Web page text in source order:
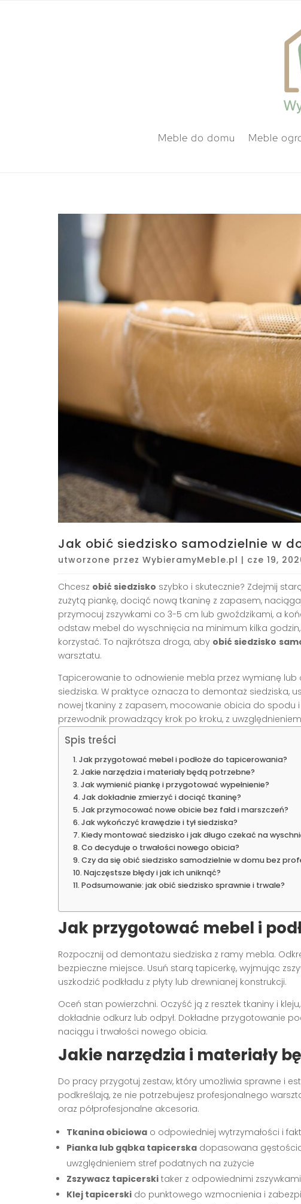
Meble do domu Meble
Jak obić siedzisko samodzielnie w
utworzone przez WybieramyMeble.pl | cze 19,
Chcesz obić siedzisko szybko i skutecznie? Zdejmij
zużytą piankę, dociąć nową tkaninę z zapasem,
przymocuj zszywkami co 3-5 cm lub gwoździkami, a
odstaw mebel do wyschnięcia na minimum kilka
korzystać. To najkrótsza droga, aby obić siedzisko
warsztatu.
Tapicerowanie to odnowienie mebla przez wymianę lub
siedziska. W praktyce oznacza to demontaż siedziska,
nowej tkaniny z zapasem, mocowanie obicia do spodu
przewodnik prowadzący krok po kroku, z
Spis treści
Jak przygotować mebel i podłoże do tapicerowania?
Jakie narzędzia i materiały będą potrzebne?
Jak wymienić piankę i przygotować wypełnienie?
Jak dokładnie zmierzyć i dociąć tkaninę?
Jak przymocować nowe obicie bez fałd i marszczeń?
Jak wykończyć krawędzie i tył siedziska?
Kiedy montować siedzisko i jak długo czekać na
Co decyduje o trwałości nowego obicia?
Czy da się obić siedzisko samodzielnie w domu bez
Najczęstsze błędy i jak ich uniknąć?
Podsumowanie: jak obić siedzisko sprawnie i trwale?
Jak przygotować mebel i
Rozpocznij od demontażu siedziska z ramy mebla.
bezpieczne miejsce. Usuń starą tapicerkę, wyjmując
uszkodzić podkładu z płyty lub drewnianej konstrukcji.
Oceń stan powierzchni. Oczyść ją z resztek tkaniny i
dokładnie odkurz lub odpył. Dokładne przygotowanie
naciągu i trwałości nowego obicia.
Jakie narzędzia i materiały
Do pracy przygotuj zestaw, który umożliwia sprawne i
podkreślają, że nie potrzebujesz profesjonalnego
oraz półprofesjonalne akcesoria.
Tkanina obiciowa o odpowiedniej wytrzymałości i
Pianka lub gąbka tapicerska dopasowana
uwzględnieniem stref podatnych na zużycie
Zszywacz tapicerski taker z odpowiednimi zszywkami
Klej tapicerski do punktowego wzmocnienia i